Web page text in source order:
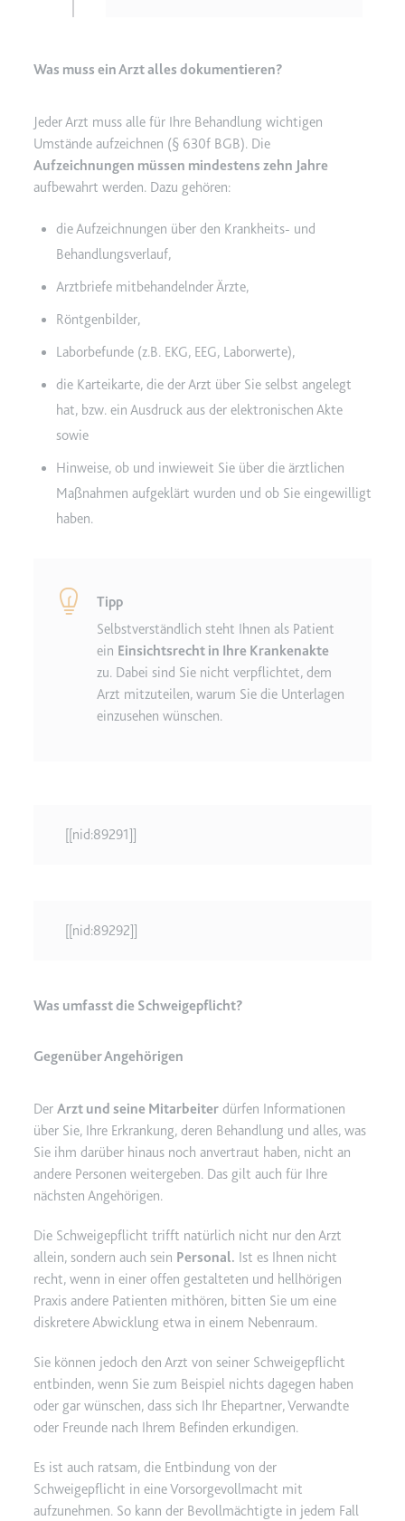
Was muss ein Arzt alles dokumentieren?
Jeder Arzt muss alle für Ihre Behandlung wichtigen
Umstände aufzeichnen (§ 630f BGB). Die
Aufzeichnungen müssen mindestens zehn Jahre
aufbewahrt werden. Dazu gehören:
die Aufzeichnungen über den Krankheits- und
Behandlungsverlauf,
Arztbriefe mitbehandelnder Ärzte,
Röntgenbilder,
Laborbefunde (z.B. EKG, EEG, Laborwerte),
die Karteikarte, die der Arzt über Sie selbst angelegt
hat, bzw. ein Ausdruck aus der elektronischen Akte
sowie
Hinweise, ob und inwieweit Sie über die ärztlichen
Maßnahmen aufgeklärt wurden und ob Sie eingewilligt
haben.
Tipp
Selbstverständlich steht Ihnen als Patient
ein Einsichtsrecht in Ihre Krankenakte
zu. Dabei sind Sie nicht verpflichtet, dem
Arzt mitzuteilen, warum Sie die Unterlagen
einzusehen wünschen.
[[nid:89291]]
[[nid:89292]]
Was umfasst die Schweigepflicht?
Gegenüber Angehörigen
Der Arzt und seine Mitarbeiter dürfen Informationen
über Sie, Ihre Erkrankung, deren Behandlung und alles, was
Sie ihm darüber hinaus noch anvertraut haben, nicht an
andere Personen weitergeben. Das gilt auch für Ihre
nächsten Angehörigen.
Die Schweigepflicht trifft natürlich nicht nur den Arzt
allein, sondern auch sein Personal. Ist es Ihnen nicht
recht, wenn in einer offen gestalteten und hellhörigen
Praxis andere Patienten mithören, bitten Sie um eine
diskretere Abwicklung etwa in einem Nebenraum.
Sie können jedoch den Arzt von seiner Schweigepflicht
entbinden, wenn Sie zum Beispiel nichts dagegen haben
oder gar wünschen, dass sich Ihr Ehepartner, Verwandte
oder Freunde nach Ihrem Befinden erkundigen.
Es ist auch ratsam, die Entbindung von der
Schweigepflicht in eine Vorsorgevollmacht mit
aufzunehmen. So kann der Bevollmächtigte in jedem Fall